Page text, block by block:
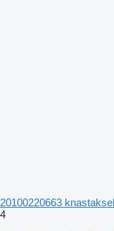
20100220663
4